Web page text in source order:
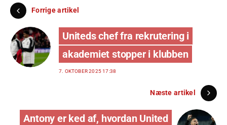
Forrige artikel
Uniteds chef fra rekrutering i
akademiet stopper i klubben
7. OKTOBER 2025 17:38
Næste artikel
Antony er ked af, hvordan United